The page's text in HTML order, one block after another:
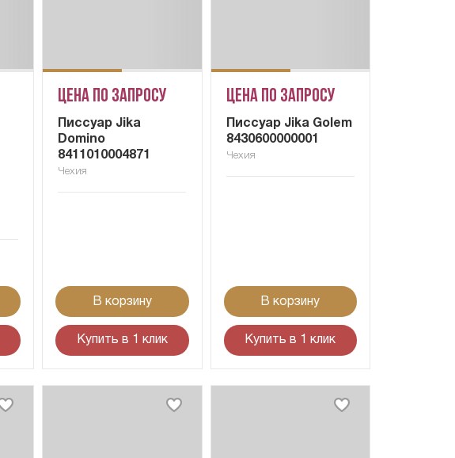
Цена по запросу
Писсуар Jika
Domino
8411010004871
Чехия
В корзину
Купить в 1 клик
Цена по запросу
Писсуар Jika Golem
8430600000001
Чехия
В корзину
Купить в 1 клик